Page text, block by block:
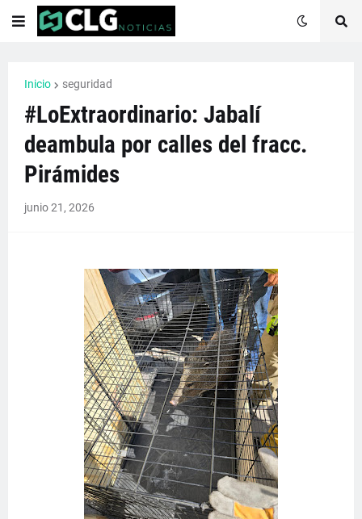
Inicio seguridad
#LoExtraordinario: Jabalí
deambula por calles del fracc.
Pirámides
junio 21, 2026